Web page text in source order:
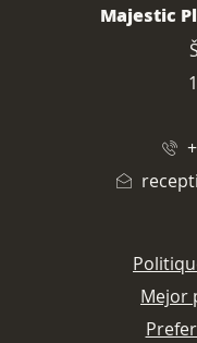
DIRECCIÓN
Majestic
Mejor